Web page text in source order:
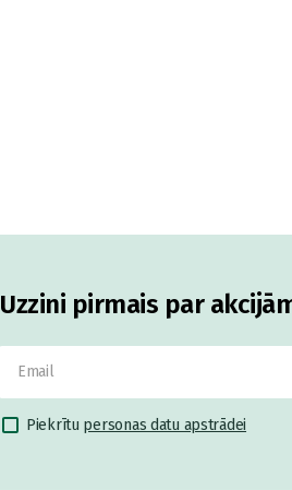
Uzzini pirmais par
Piekrītu personas datu apstrādei